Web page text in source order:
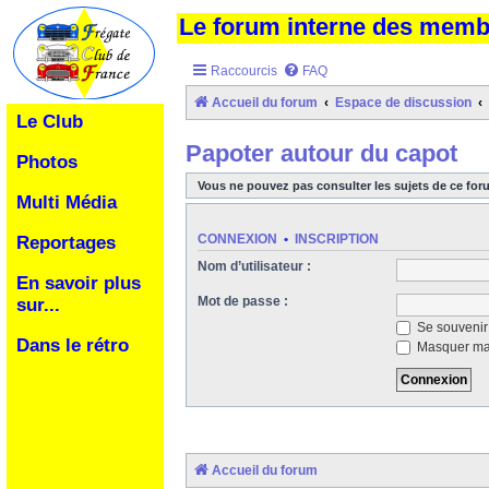
Le Club
Photos
Multi Média
Reportages
En savoir plus
sur...
Dans le rétro
Le forum interne des
Raccourcis FAQ
Accueil du forum Espace de discussion
Papoter autour du capot
Vous ne pouvez pas consulter les sujets de ce
CONNEXION • INSCRIPTION
Nom d’utilisateur :
Mot de passe :
Se
Masquer
Accueil du forum